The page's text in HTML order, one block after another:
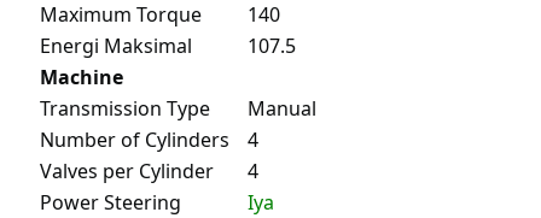
Maximum Torque
140
Energi Maksimal
107.5
Machine
Transmission Type
Manual
Number of Cylinders
4
Valves per Cylinder
4
Power Steering
Iya